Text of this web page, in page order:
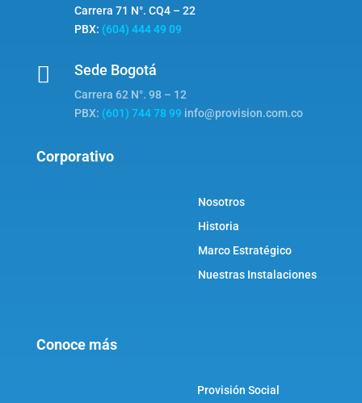
Carrera 71 N°. CQ4 – 22
PBX: (604) 444 49 09
 Sede Bogotá
Carrera 62 N°. 98 – 12
PBX: (601) 744 78 99 info@provision.com.co
Corporativo
Nosotros
Historia
Marco Estratégico
Nuestras Instalaciones
Conoce más
Provisión Social